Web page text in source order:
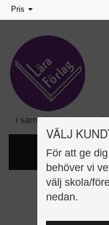
VÄLJ
För att ge
behöver vi
välj skola/
nedan.
Toggle
navigation
Pris